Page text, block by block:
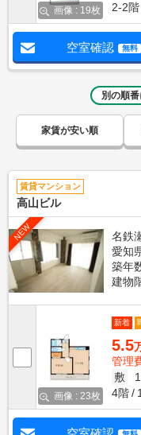
画像 : 19枚
2-2階
空室確認 無料
別の順
家賃が安い順
賃貸マンション
高山ビル
NEW
名鉄
愛知
築年
建物
画像 : 23枚
新着
5.5
管理
敷
4階